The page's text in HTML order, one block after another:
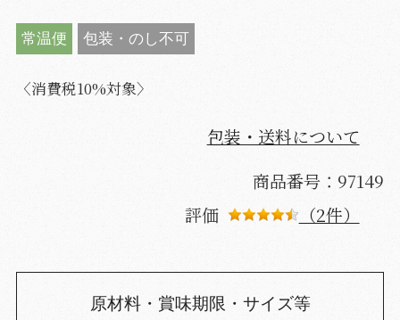
常温便 包装・のし不可
〈消費税10%対象〉
包装・送料について
商品番号：97149
評価
（2件）
原材料・賞味期限・サイズ等